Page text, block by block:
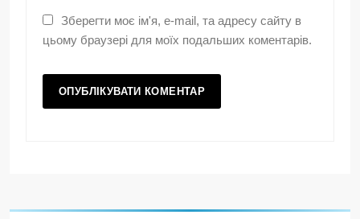
Зберегти моє ім'я, e-mail, та адресу сайту в
цьому браузері для моїх подальших коментарів.